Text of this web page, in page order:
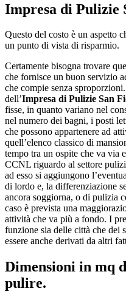
Impresa di Pulizie
Questo del costo è un aspetto
un punto di vista di risparmio.
Certamente bisogna trovare
che fornisce un buon servizio
che compie senza
dell’Impresa di Pulizie San
fisse, in quanto variano nel
nel numero dei bagni, i posti
che possono appartenere ad
quell’elenco classico di
tempo tra un ospite che va via
CCNL riguardo al settore
ad esso si aggiungono
di lordo e, la differenziazione
ancora soggiorna, o di pulizia
caso è prevista una
attività che va più a fondo. I
funzione sia delle città che dei
essere anche derivati da altri
Dimensioni in mq
pulire.